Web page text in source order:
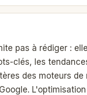
pas à rédiger :
clés, les
des moteurs